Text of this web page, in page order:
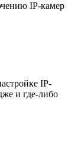
IP-камер
IP-
и где-либо